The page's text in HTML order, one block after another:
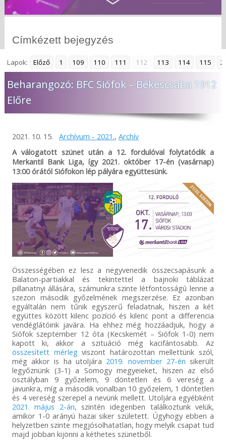
Címkézett bejegyzés
Lapok: Előző 1 109 110 111 112 113 114 115
Beharangozó: BFC Siófok – Békéscsaba 1912
Előre
2021. 10. 15. Archívum - 2021., Archív
A válogatott szünet után a 12. fordulóval folytatódik a
Merkantil Bank Liga, így 2021. október 17-én (vasárnap)
13:00 órától Siófokon lép pályára együttesünk.
Összességében ez lesz a negyvenedik összecsapásunk a
Balaton-partiakkal és tekintettel a bajnoki táblázat
pillanatnyi állására, számunkra szinte létfontosságú lenne a
szezon második győzelmének megszerzése. Ez azonban
egyáltalán nem tűnik egyszerű feladatnak, hiszen a két
együttes között kilenc pozíció és kilenc pont a differencia
vendéglátóink javára. Ha ehhez még hozzáadjuk, hogy a
Siófok szeptember 12 óta (Kecskemét – Siófok 1-0) nem
kapott ki, akkor a szituáció még kacifántosabb. Az
összesített mérleg viszont határozottan mellettünk szól,
még akkor is ha utoljára 2019. november 27-én sikerült
legyőznünk (3-1) a Somogy megyeieket, hiszen az első
osztályban 9 győzelem, 9 döntetlen és 6 vereség a
javunkra, míg a második vonalban 10 győzelem, 1 döntetlen
és 4 vereség szerepel a nevünk mellett. Utoljára egyébként
2021. május 2-án, szintén idegenben találkoztunk velük,
amikor 1-0 arányú hazai siker született. Úgyhogy ebben a
helyzetben szinte megjósolhatatlan, hogy melyik csapat tud
majd jobban kijönni a kéthetes szünetből.